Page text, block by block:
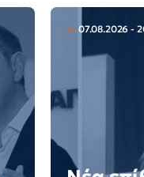
07.08.2026 -